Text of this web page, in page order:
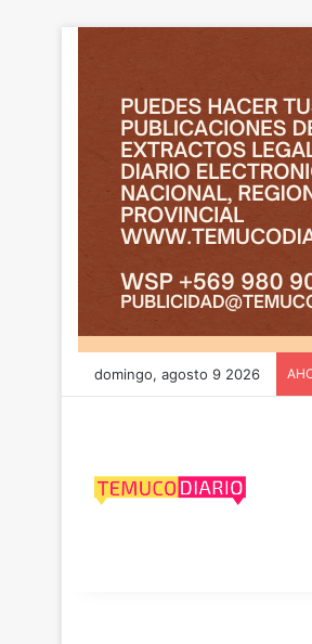
domingo, agosto 9 2026